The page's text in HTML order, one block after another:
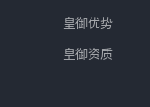
皇御优势
皇御资质